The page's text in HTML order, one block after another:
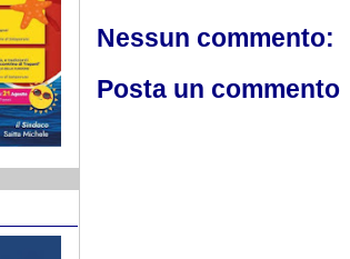
Nessun commento:
Posta un commento